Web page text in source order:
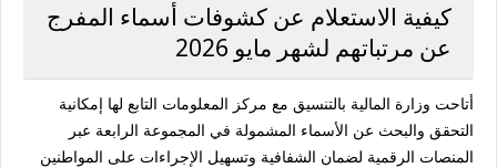
كيفية الاستعلام عن كشوفات أسماء المفرج
عن مرتباتهم لشهر مايو 2026
أتاحت وزارة المالية بالتنسيق مع مركز المعلومات التابع لها إمكانية
التحقق والبحث عن الأسماء المشمولة في المجموعة الرابعة عبر
المنصات الرقمية لضمان الشفافية وتسهيل الإجراءات على المواطنين